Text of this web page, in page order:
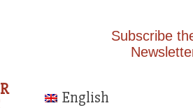
English
Subscribe